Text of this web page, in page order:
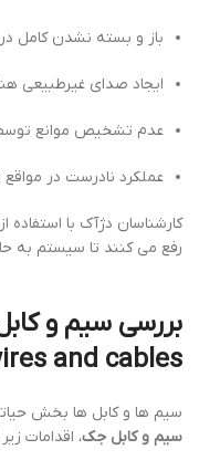
باز و بسته نشدن کامل
ایجاد صدای غیرطبیعی
عدم تشخیص موانع
عملکرد نادرست در
کارشناسان دژآک با
رفع می کنند تا سیستم به
and cables)
سیم ها و کابل ها بخش
سیم و کابل جک، اقدامات